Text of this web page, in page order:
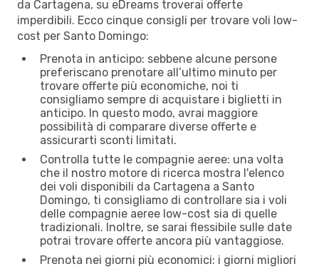
da Cartagena, su eDreams troverai offerte
imperdibili. Ecco cinque consigli per trovare voli low-
cost per Santo Domingo:
Prenota in anticipo: sebbene alcune persone
preferiscano prenotare all’ultimo minuto per
trovare offerte più economiche, noi ti
consigliamo sempre di acquistare i biglietti in
anticipo. In questo modo, avrai maggiore
possibilità di comparare diverse offerte e
assicurarti sconti limitati.
Controlla tutte le compagnie aeree: una volta
che il nostro motore di ricerca mostra l'elenco
dei voli disponibili da Cartagena a Santo
Domingo, ti consigliamo di controllare sia i voli
delle compagnie aeree low-cost sia di quelle
tradizionali. Inoltre, se sarai flessibile sulle date
potrai trovare offerte ancora più vantaggiose.
Prenota nei giorni più economici: i giorni migliori